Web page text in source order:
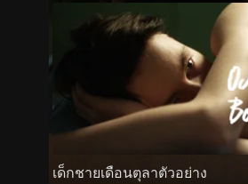
เด็กชายเดือนตุลาตัวอย่าง